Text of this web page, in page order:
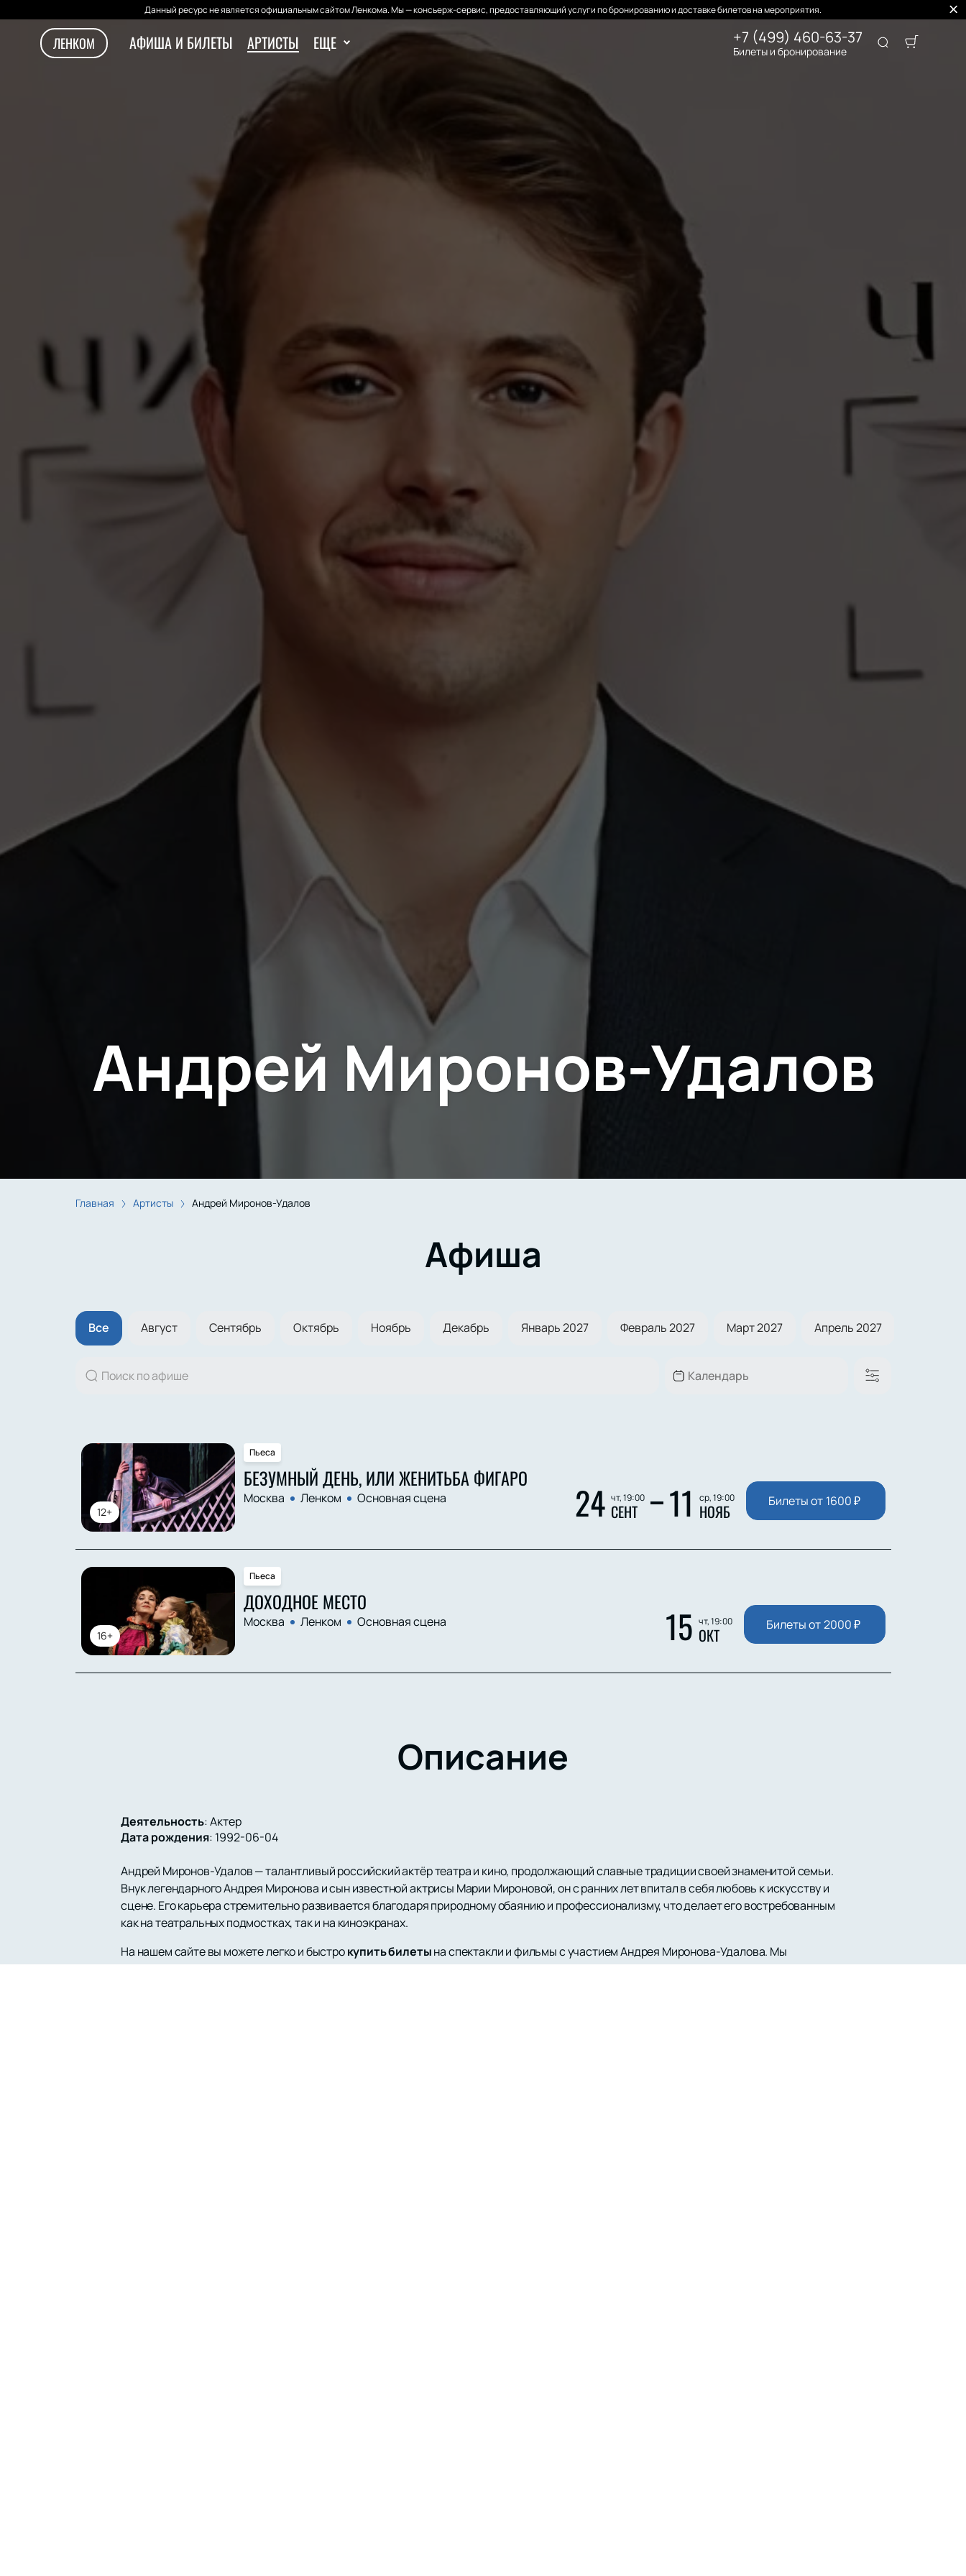
Данный ресурс не является официальным сайтом Ленкома. Мы — консьерж-сервис, предоставляющий услуги по бронированию и доставке билетов на мероприятия.
ЛЕНКОМ АФИША И БИЛЕТЫ АРТИСТЫ ЕЩЕ +7 (499) 460-63-37
Билеты и бронирование
Андрей Миронов-Удалов
Главная Артисты Андрей Миронов-Удалов
Афиша
Все Август Сентябрь Октябрь Ноябрь Декабрь Январь 2027 Февраль 2027 Март 2027 Апрель 2027
12+
Пьеса
БЕЗУМНЫЙ ДЕНЬ, ИЛИ ЖЕНИТЬБА ФИГАРО
Москва Ленком Основная сцена 24 чт, 19:00
СЕНТ 11 ср, 19:00
НОЯБ Билеты от 1600₽
16+
Пьеса
ДОХОДНОЕ МЕСТО
Москва Ленком Основная сцена 15 чт, 19:00
ОКТ Билеты от 2000₽
Описание
Деятельность:Актер
Дата рождения: 1992-06-04
Андрей Миронов-Удалов — талантливый российский актёр театра и кино, продолжающий славные традиции своей знаменитой семьи.
Внук легендарного Андрея Миронова и сын известной актрисы Марии Мироновой, он с ранних лет впитал в себя любовь к искусству и
сцене. Его карьера стремительно развивается благодаря природному обаянию и профессионализму, что делает его востребованным
как на театральных подмостках, так и на киноэкранах.
На нашем сайте вы можете легко и быстрокупить билетына спектакли и фильмы с участием Андрея Миронова-Удалова. Мы
предлагаем удобный интерфейс для поиска и бронирования мест, чтобы вы могли насладиться искусством без лишних хлопот. Все